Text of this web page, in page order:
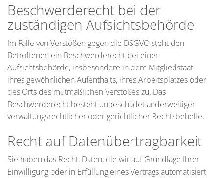
Beschwerderecht bei der
zuständigen Aufsichtsbehörde
Im Falle von Verstößen gegen die DSGVO steht den
Betroffenen ein Beschwerderecht bei einer
Aufsichtsbehörde, insbesondere in dem Mitgliedstaat
ihres gewöhnlichen Aufenthalts, ihres Arbeitsplatzes oder
des Orts des mutmaßlichen Verstoßes zu. Das
Beschwerderecht besteht unbeschadet anderweitiger
verwaltungsrechtlicher oder gerichtlicher Rechtsbehelfe.
Recht auf Datenübertragbarkeit
Sie haben das Recht, Daten, die wir auf Grundlage Ihrer
Einwilligung oder in Erfüllung eines Vertrags automatisiert